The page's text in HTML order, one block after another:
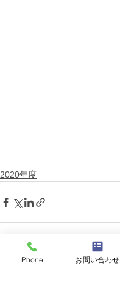
2020年度
Phone お問い合わせ